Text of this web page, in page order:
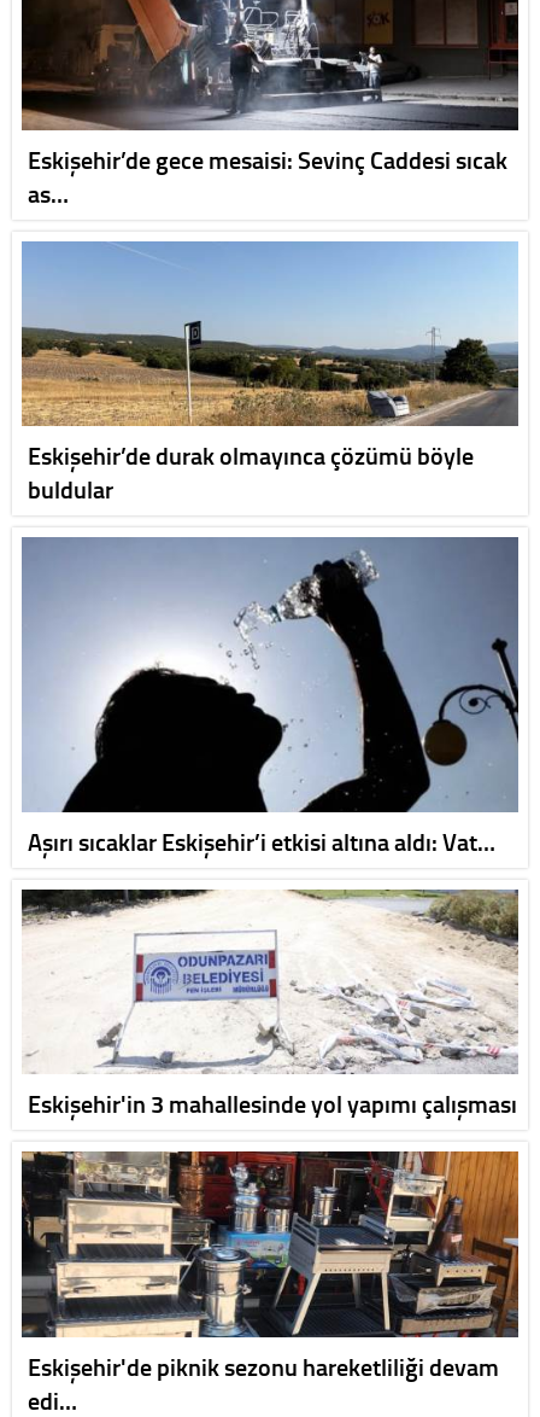
Eskişehir’de gece mesaisi: Sevinç Caddesi sıcak
as…
Eskişehir’de durak olmayınca çözümü böyle
buldular
Aşırı sıcaklar Eskişehir’i etkisi altına aldı: Vat…
Eskişehir'in 3 mahallesinde yol yapımı çalışması
Eskişehir'de piknik sezonu hareketliliği devam
edi…